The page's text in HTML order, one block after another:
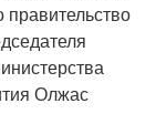
правительство
Олжас